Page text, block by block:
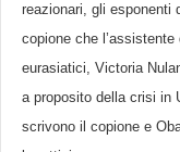
reazionari, gli esponenti
copione che
eurasiatici, Victoria
a proposito della crisi in
scrivono il copione e